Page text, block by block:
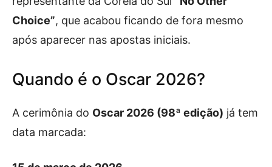
Choice”, que acabou ficando de fora mesmo
após aparecer nas apostas iniciais.
Quando é o Oscar 2026?
A cerimônia do Oscar 2026 (98ª edição) já tem
data marcada: